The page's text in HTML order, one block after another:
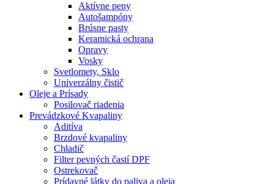
Aktívne peny
Autošampóny
Brúsne pasty
Keramická ochrana
Opravy
Vosky
Svetlomety, Sklo
Univerzálny čistič
Oleje a Prísady
Posilovač riadenia
Prevádzkové Kvapaliny
Aditíva
Brzdové kvapaliny
Chladič
Filter pevných častí DPF
Ostrekovač
Prídavné látky do paliva a oleja